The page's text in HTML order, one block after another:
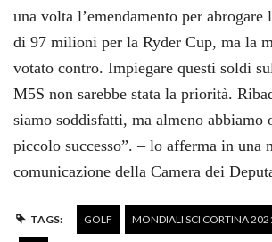
una volta l’emendamento per abrogare
di 97 milioni per la Ryder Cup, ma la
votato contro. Impiegare questi soldi
M5S non sarebbe stata la priorità.
siamo soddisfatti, ma almeno abbiamo
piccolo successo”. – lo afferma in una
comunicazione della Camera dei
TAGS: GOLF MONDIALI SCI CORTINA